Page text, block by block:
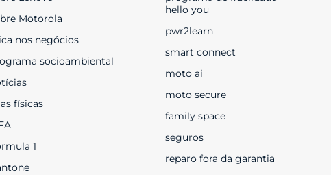
Motorola
nos negócios
socioambiental
físicas
1
hello you
pwr2learn
smart connect
moto ai
moto secure
family space
seguros
reparo fora da garantia